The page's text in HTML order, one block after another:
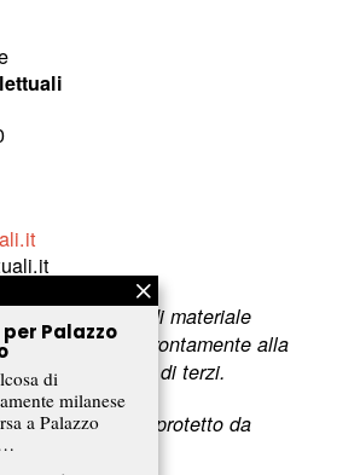
errori nell’uso di materiale
provvederemo prontamente alla
lesivo dei diritti di terzi.
sito web è protetto da
Palazzo
di
milanese
a Palazzo